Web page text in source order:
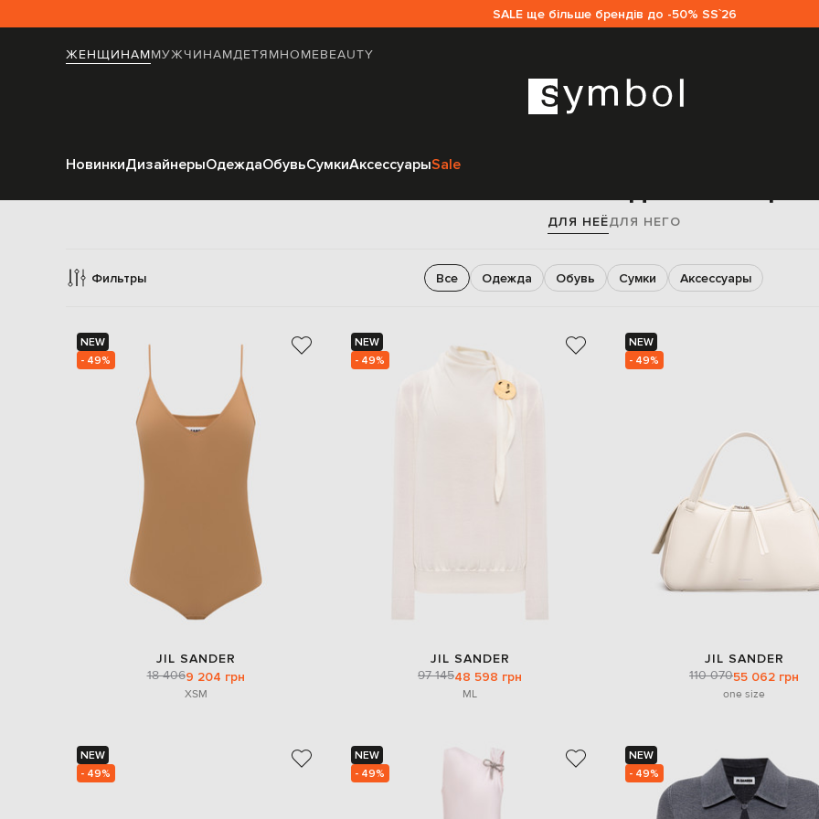
SALE ще більше брендів до -50% SS`26
ЖЕНЩИНАММУЖЧИНАМДЕТЯМHOMEBEAUTY
НовинкиДизайнерыОдеждаОбувьСумкиАксессуарыSale
ДЛЯ НЕЁДЛЯ НЕГО
Фильтры Все Одежда Обувь Сумки Аксессуары
NEW
- 49%
JIL SANDER
18 4069 204 грн
XSM
NEW
- 49%
JIL SANDER
97 14548 598 грн
ML
NEW
- 49%
JIL SANDER
110 07055 062 грн
one size
NEW
- 49%
NEW
- 49%
NEW
- 49%